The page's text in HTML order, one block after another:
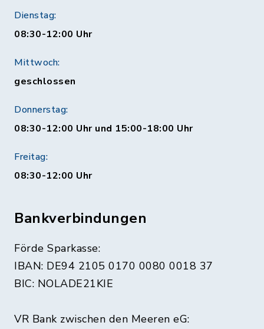
Dienstag:
08:30-12:00 Uhr
Mittwoch:
geschlossen
Donnerstag:
08:30-12:00 Uhr und 15:00-18:00 Uhr
Freitag:
08:30-12:00 Uhr
Bankverbindungen
Förde Sparkasse:
IBAN: DE94 2105 0170 0080 0018 37
BIC: NOLADE21KIE
VR Bank zwischen den Meeren eG: